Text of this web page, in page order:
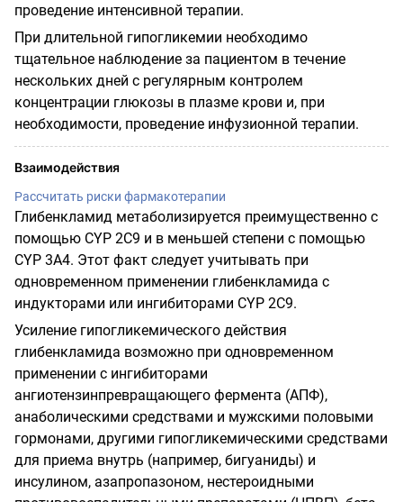
проведение интенсивной терапии.
При длительной гипогликемии необходимо
тщательное наблюдение за пациентом в течение
нескольких дней с регулярным контролем
концентрации глюкозы в плазме крови и, при
необходимости, проведение инфузионной терапии.
Взаимодействия
Рассчитать риски фармакотерапии
Глибенкламид метаболизируется преимущественно с
помощью CYP 2С9 и в меньшей степени с помощью
CYP 3А4. Этот факт следует учитывать при
одновременном применении глибенкламида с
индукторами или ингибиторами CYP 2С9.
Усиление гипогликемического действия
глибенкламида возможно при одновременном
применении с ингибиторами
ангиотензинпревращающего фермента (АПФ),
анаболическими средствами и мужскими половыми
гормонами, другими гипогликемическими средствами
для приема внутрь (например, бигуаниды) и
инсулином, азапропазоном, нестероидными